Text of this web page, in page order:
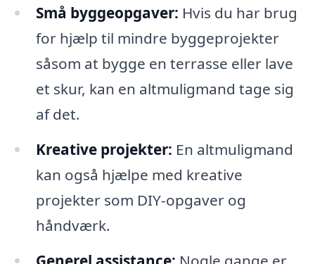
Små byggeopgaver: Hvis du har brug
for hjælp til mindre byggeprojekter
såsom at bygge en terrasse eller lave
et skur, kan en altmuligmand tage sig
af det.
Kreative projekter: En altmuligmand
kan også hjælpe med kreative
projekter som DIY-opgaver og
håndværk.